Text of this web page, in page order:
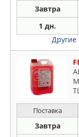
Завтра
1 дн.
Другие
Поставка
Завтра